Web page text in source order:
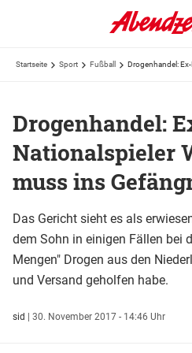
Startseite Sport Fußball
Drogenhandel:
Nationalspieler
muss ins
Das Gericht sieht es als
dem Sohn in einigen Fällen bei
Mengen" Drogen aus den
und Versand geholfen habe.
sid | 30. November 2017 - 14:46 Uhr